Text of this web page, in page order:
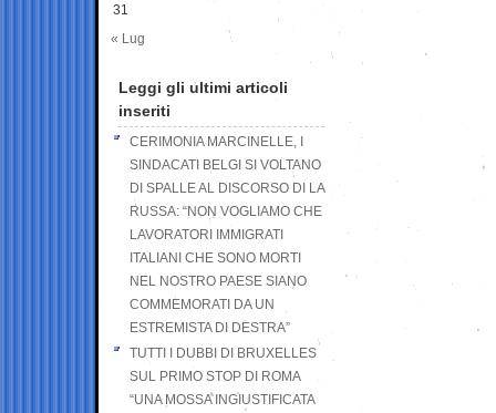
31
« Lug
Leggi gli ultimi articoli
inseriti
CERIMONIA MARCINELLE, I
SINDACATI BELGI SI VOLTANO
DI SPALLE AL DISCORSO DI LA
RUSSA: “NON VOGLIAMO CHE
LAVORATORI IMMIGRATI
ITALIANI CHE SONO MORTI
NEL NOSTRO PAESE SIANO
COMMEMORATI DA UN
ESTREMISTA DI DESTRA”
TUTTI I DUBBI DI BRUXELLES
SUL PRIMO STOP DI ROMA
“UNA MOSSA INGIUSTIFICATA